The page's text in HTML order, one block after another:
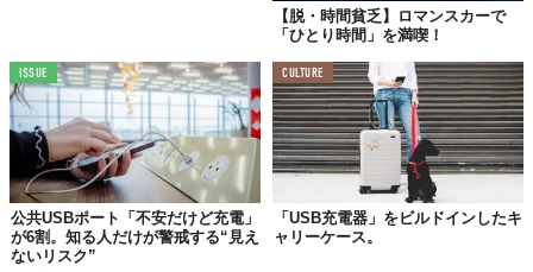
時間を「価値ある」時間に変えて、
に進化させることが狙いとのこと。
小田急線にとって、新宿駅は1日平均約52万人が乗り降りする同
社最大のターミナル。これまでもフリーWi-Fiや手荷物の一時預か
り、トイレ環境の整備など、利用客のニーズを汲んださまざまな
サービスに取り組んでおり、今後も利便性の向上に努めていくそ
うだ。
【脱・時間貧乏】ロマンスカーで
「ひとり時間」を満喫！
ISSUE
公共USBポート「不安だけど充電」
が6割。知る人だけが警戒する“見え
ないリスク”
CULTURE
「USB充電器」をビルドインしたキ
ャリーケース。